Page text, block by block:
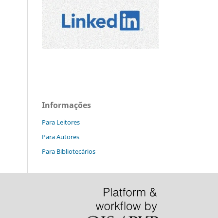
Informações
Para Leitores
Para Autores
Para Bibliotecários